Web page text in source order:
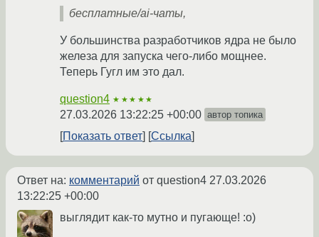
бесплатные/ai-чаты,
У большинства разработчиков ядра не было
железа для запуска чего-либо мощнее.
Теперь Гугл им это дал.
question4 ★★★★★
27.03.2026 13:22:25 +00:00 автор топика
Показать ответ Ссылка
Ответ на: комментарий от question4 27.03.2026
13:22:25 +00:00
выглядит как-то мутно и пугающе! :о)